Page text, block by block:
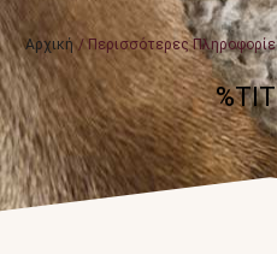
Αρχική / Περισσότερες